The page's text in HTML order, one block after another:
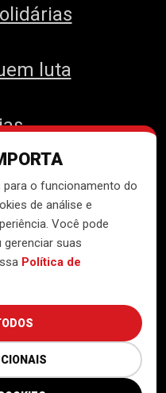
o funcionamento do
de análise e
Você pode
suas
Política de
luta
Núcleo de
MTST